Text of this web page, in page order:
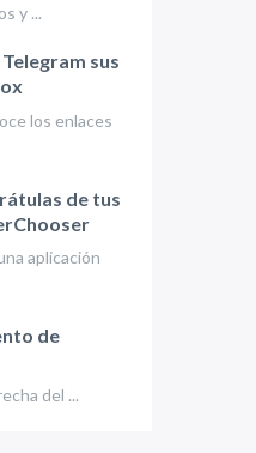
y ...
sus
los enlaces
de tus
aplicación
de
del ...